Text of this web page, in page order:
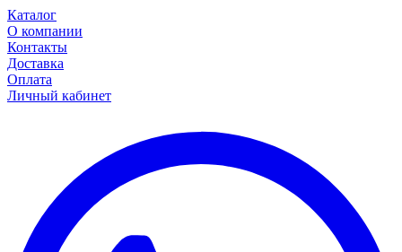
Каталог
О компании
Контакты
Доставка
Оплата
Личный кабинет